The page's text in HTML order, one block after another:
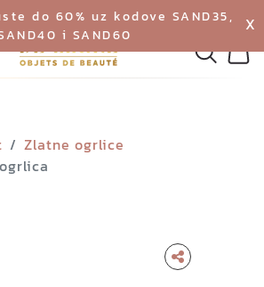
do 60% uz kodove SAND35,
i SAND60
X
Zlatne ogrlice